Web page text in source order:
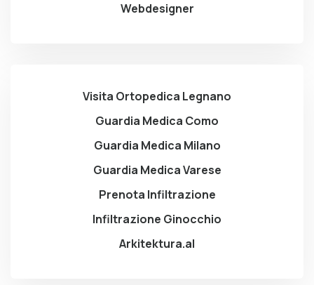
Webdesigner
Visita Ortopedica Legnano
Guardia Medica Como
Guardia Medica Milano
Guardia Medica Varese
Prenota Infiltrazione
Infiltrazione Ginocchio
Arkitektura.al